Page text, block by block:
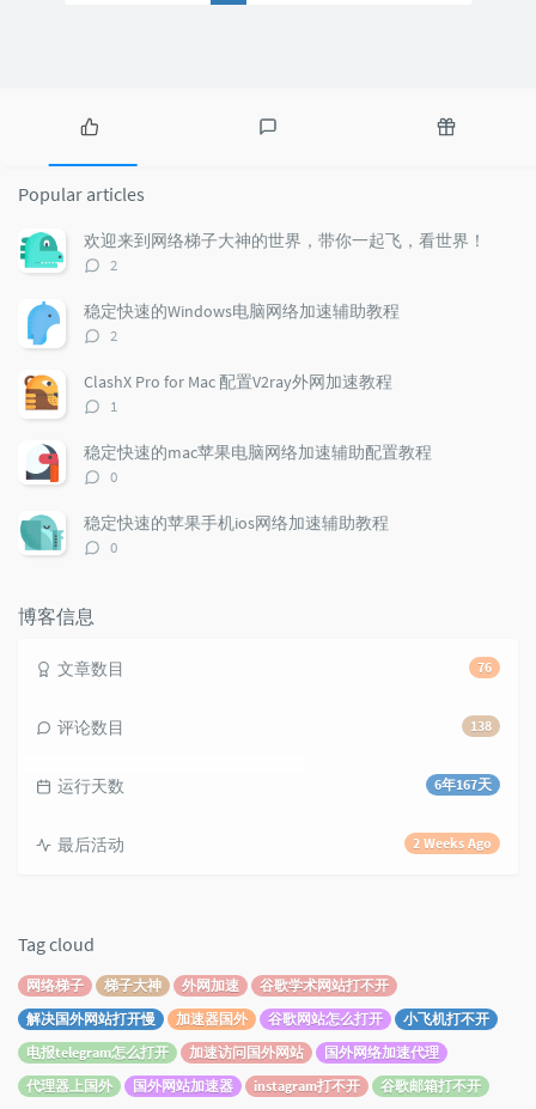
P
p
u
l
a
r
a
r
t
i
l
e
e
s
c
o
m
t
d
o
Popular articles
欢迎来到网络梯子大神的世界，带你一起飞，看世界！
评
数：
2
稳定快速的Windows电脑网络加速辅助教程
评
数：
2
ClashX Pro for Mac 配置V2ray外网加速教程
评
数：
1
稳定快速的mac苹果电脑网络加速辅助配置教程
评
数：
0
稳定快速的苹果手机ios网络加速辅助教程
评
0
博客信息
76
文章数目
138
评论数目
6年167天
运行天数
2 Weeks Ago
最后活动
Tag cloud
网络梯子 梯子大神 外网加速
谷歌学术网站打不开
解决国外网站打开慢
加速器国外 谷歌网站怎么打开
小飞机打不开
电报telegram怎么打开
加速访问国外网站
国外网络加速代理
代理器上国外
国外网站加速器 instagram打不开 谷歌邮箱打不开